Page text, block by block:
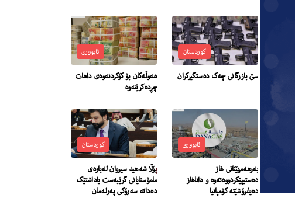
کوردستان
سێ بازرگانی چەک دەستگیرکران
ئابووری
هەوڵەکان بۆ کۆکردنەوەی داهات
چڕدەکرێنەوە
ئابووری
بەرهەمهێنانی غاز
دەستیپێکردووەتەوە و داناغاز
دەیفرۆشێتە کۆمپانیا
کوردستان
پۆڵا شەھید سیروان لەبارەی
مامۆستایانی گرێبەست یاداشتێک
دەداتە سەرۆکی پەرلەمان